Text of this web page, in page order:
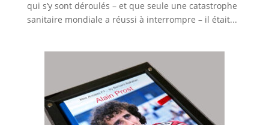
qui s’y sont déroulés – et que seule une catastrophe
sanitaire mondiale a réussi à interrompre – il était...